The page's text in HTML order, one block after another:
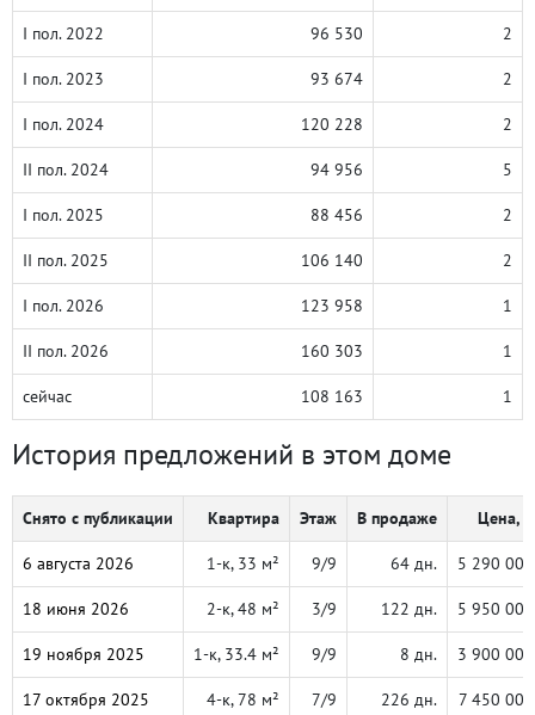
I пол. 2022 96 530 2
I пол. 2023 93 674 2
I пол. 2024 120 228 2
II пол. 2024 94 956 5
I пол. 2025 88 456 2
II пол. 2025 106 140 2
I пол. 2026 123 958 1
II пол. 2026 160 303 1
сейчас 108 163 1
История предложений в этом доме
Снято с публикации Квартира Этаж В продаже Цена, ₽
6 августа 2026 1-к, 33 м² 9/9 64 дн. 5 290 000
18 июня 2026 2-к, 48 м² 3/9 122 дн. 5 950 000
19 ноября 2025 1-к, 33.4 м² 9/9 8 дн. 3 900 000
17 октября 2025 4-к, 78 м² 7/9 226 дн. 7 450 000